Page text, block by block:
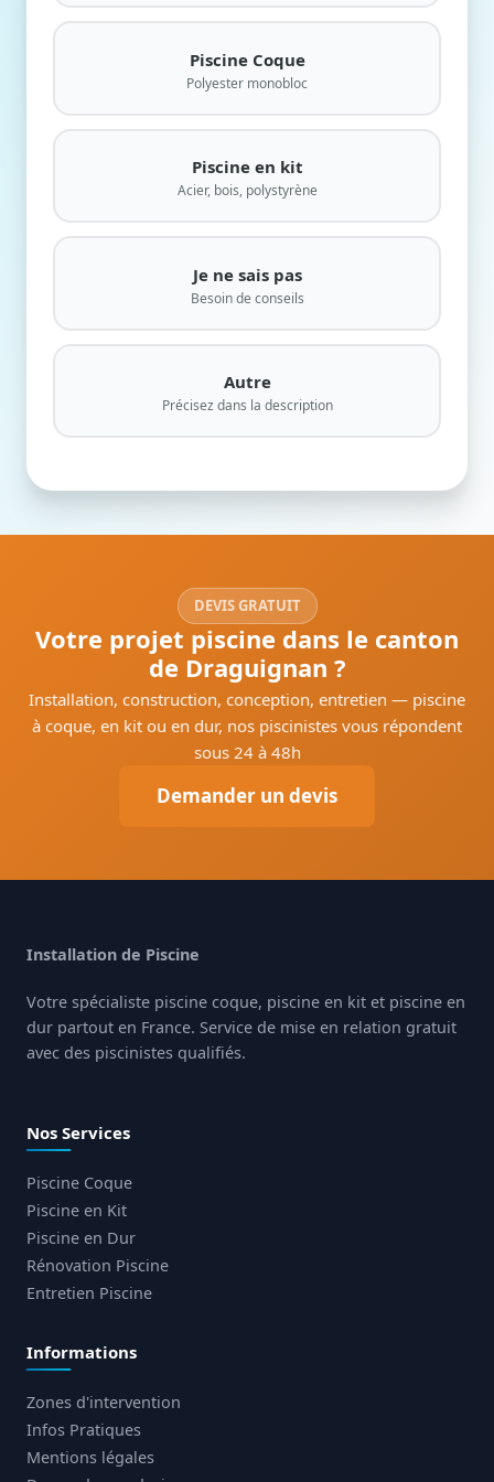
Piscine Coque
Polyester monobloc
Piscine en kit
Acier, bois, polystyrène
Je ne sais pas
Besoin de conseils
Autre
Précisez dans la description
DEVIS GRATUIT
Votre projet piscine dans le canton
de Draguignan ?
Installation, construction, conception, entretien — piscine
à coque, en kit ou en dur, nos piscinistes vous répondent
sous 24 à 48h
Demander un devis
Installation de Piscine
Votre spécialiste piscine coque, piscine en kit et piscine en
dur partout en France. Service de mise en relation gratuit
avec des piscinistes qualifiés.
Nos Services
Piscine Coque
Piscine en Kit
Piscine en Dur
Rénovation Piscine
Entretien Piscine
Informations
Zones d'intervention
Infos Pratiques
Mentions légales